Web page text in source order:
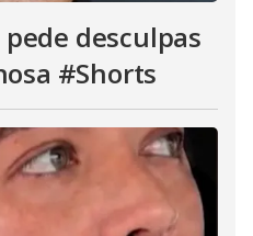
desculpas
#Shorts